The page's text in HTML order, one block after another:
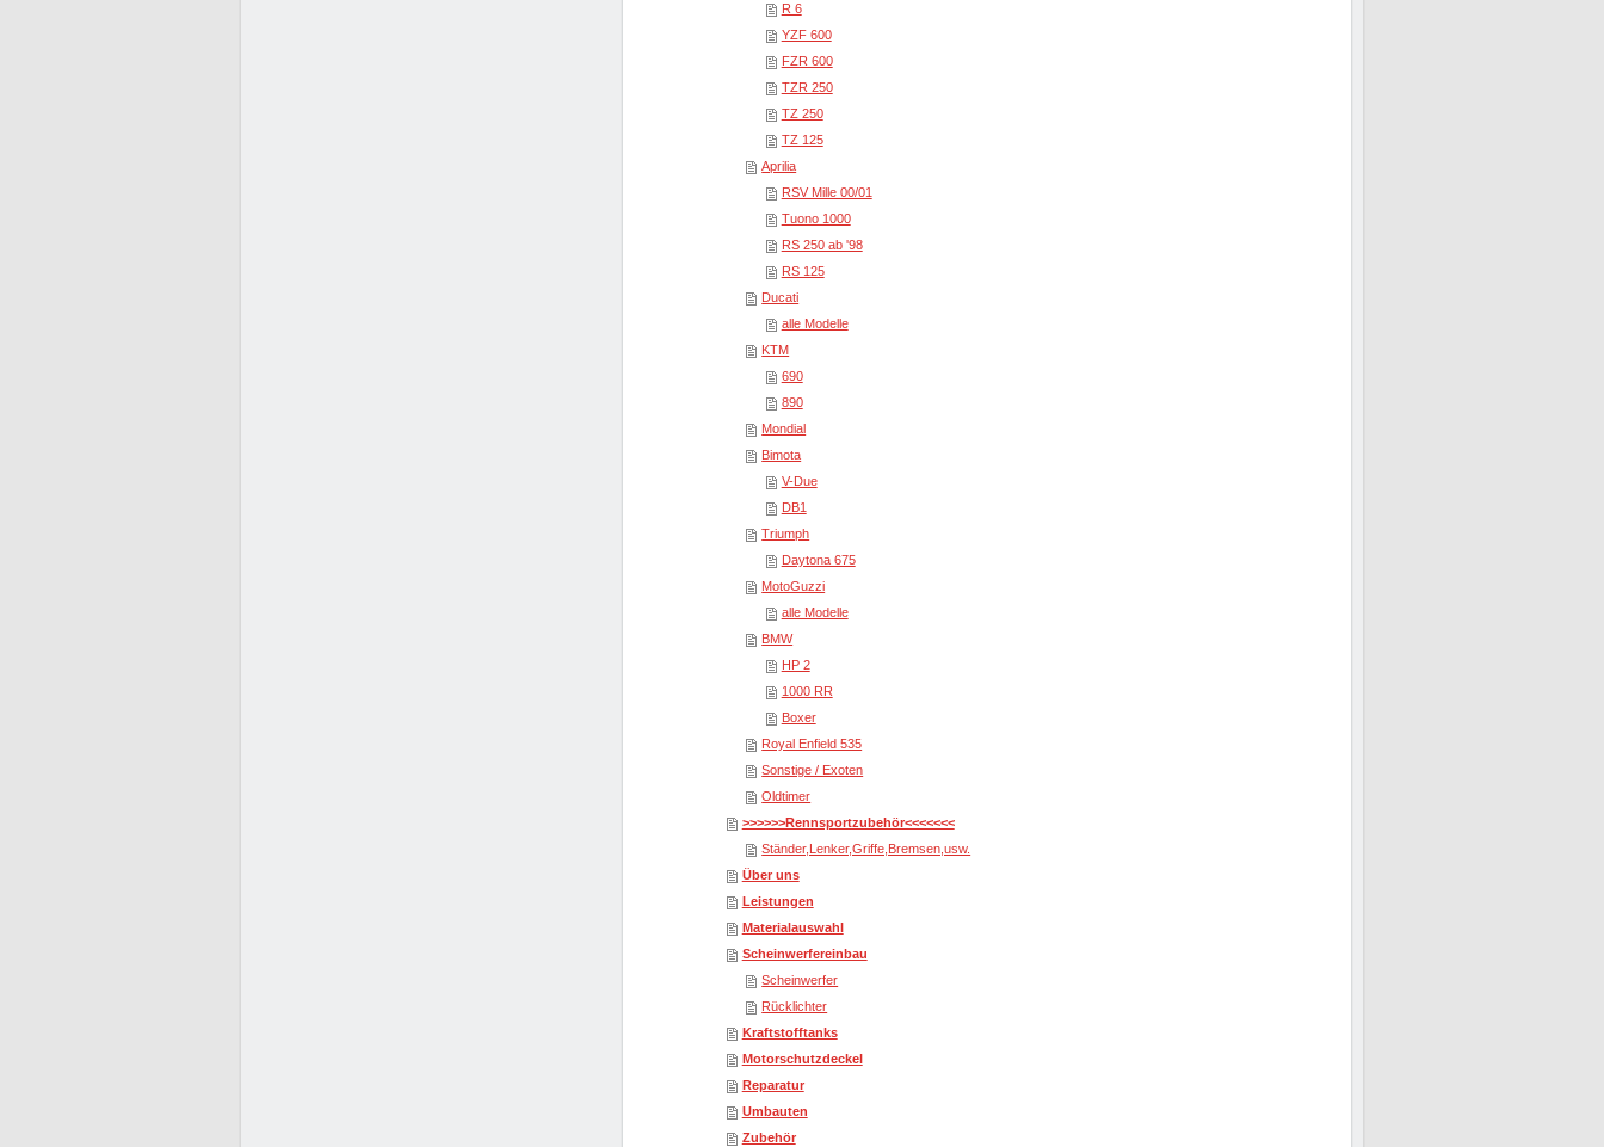
R 6
YZF 600
FZR 600
TZR 250
TZ 250
TZ 125
Aprilia
RSV Mille 00/01
Tuono 1000
RS 250 ab '98
RS 125
Ducati
alle Modelle
KTM
690
890
Mondial
Bimota
V-Due
DB1
Triumph
Daytona 675
MotoGuzzi
alle Modelle
BMW
HP 2
1000 RR
Boxer
Royal Enfield 535
Sonstige / Exoten
Oldtimer
>>>>>>Rennsportzubehör<<<<<<<
Ständer,Lenker,Griffe,Bremsen,usw.
Über uns
Leistungen
Materialauswahl
Scheinwerfereinbau
Scheinwerfer
Rücklichter
Kraftstofftanks
Motorschutzdeckel
Reparatur
Umbauten
Zubehör